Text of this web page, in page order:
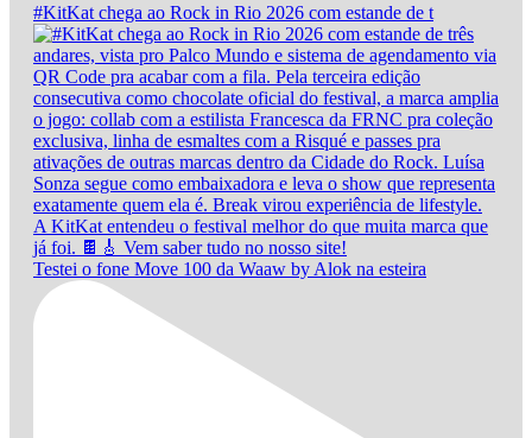
#KitKat chega ao Rock in Rio 2026 com estande de t
Testei o fone Move 100 da Waaw by Alok na esteira